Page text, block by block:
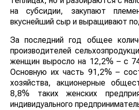
на субсидии, закупают
вкуснейший сыр и выращивают
За последний год общее
производителей
женщин выросло на 12,2% – с
Основную их часть 91,2% –
хозяйства, акционерные
8,8% таких женских
индивидуального